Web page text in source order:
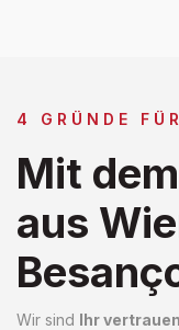
4 GRÜNDE
Mit
aus
Wir sind Ihr